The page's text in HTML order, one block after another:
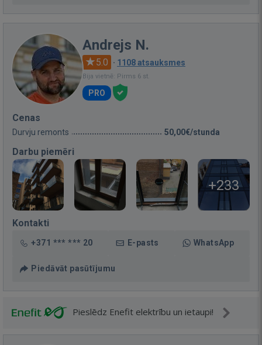
Andrejs N.
5.0 · 1108 atsauksmes
Bija vietnē: Pirms 6 st.
PRO
Cenas
Durvju remonts 50,00€/stunda
Darbu piemēri
+233
Kontakti
+371 *** *** 20 E-pasts WhatsApp
Piedāvāt pasūtījumu
Pieslēdz Enefit elektrību un ietaupi!